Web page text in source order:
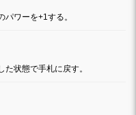
ワーを+1する。
状態で手札に戻す。